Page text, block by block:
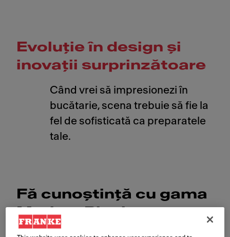
Evoluție în design și
inovații surprinzătoare
Când vrei să impresionezi în
bucătarie, scena trebuie să fie la
fel de sofisticată ca preparatele
tale.
Fă cunoștință cu gama
Mythos Black